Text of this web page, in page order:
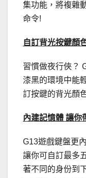
集功能，將複雜
命令!
自訂背光按鍵顏
習慣做夜行俠？
漆黑的環境中能
訂按鍵的背光顏
內建記憶體 讓你
G13遊戲鍵盤更
讓你可自訂最多
著不同的身份到